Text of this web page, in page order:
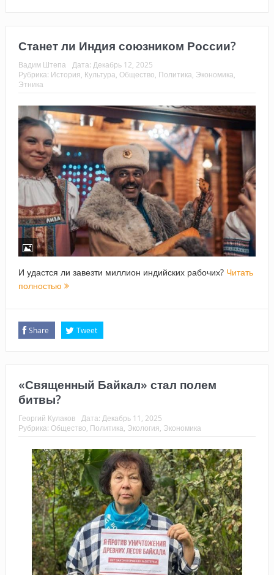
Станет ли Индия союзником России?
Вадим Штепа Дата: Декабрь 12, 2025
Рубрика: История, Культура, Общество, Политика, Экономика,
Этника
И удастся ли завезти миллион индийских рабочих? Читать
полностью
Share Tweet
«Священный Байкал» стал полем
битвы?
Георгий Кулаков Дата: Декабрь 11, 2025
Рубрика: Общество, Политика, Экология, Экономика